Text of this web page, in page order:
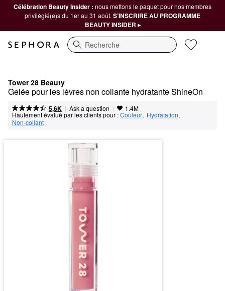
Célébration Beauty Insider : nous mettons le paquet pour nos membres
privilégié(e)s du 1er au 31 août. S’INSCRIRE AU PROGRAMME
BEAUTY INSIDER ▸
Recherche
Tower 28 Beauty
Gelée pour les lèvres non collante hydratante ShineOn
5,6K | Ask a question | 1.4M
Hautement évalué par les clients pour :Couleur, Hydratation,
Non-collant